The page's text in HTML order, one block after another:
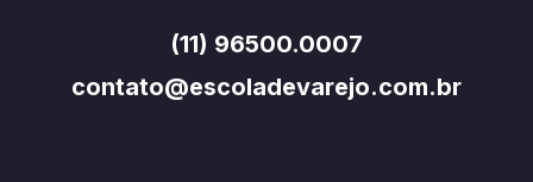
(11) 96500.0007
contato@escoladevarejo.com.br